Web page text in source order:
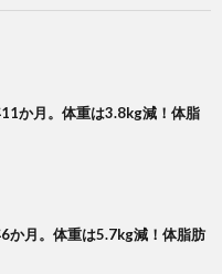
か月。体重は3.8kg減！体脂
か月。体重は5.7kg減！体脂肪